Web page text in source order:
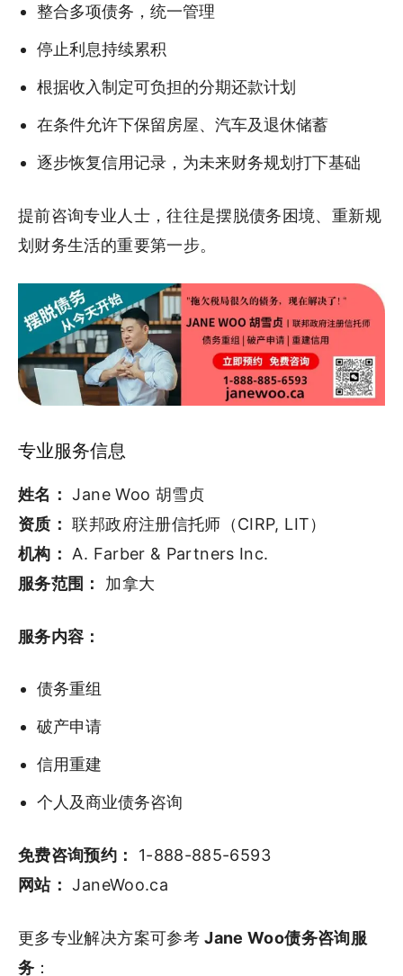
整合多项债务，统一管理
停止利息持续累积
根据收入制定可负担的分期还款计划
在条件允许下保留房屋、汽车及退休储蓄
逐步恢复信用记录，为未来财务规划打下基础
提前咨询专业人士，往往是摆脱债务困境、重新规
划财务生活的重要第一步。
专业服务信息
姓名： Jane Woo 胡雪贞
资质： 联邦政府注册信托师（CIRP, LIT）
机构：
A. Farber & Partners Inc.
服务范围：
加拿大
服务内容：
债务重组
破产申请
信用重建
个人及商业债务咨询
免费咨询预约：
1-888-885-6593
网站： JaneWoo.ca
更多专业解决方案可参考Jane Woo债务咨询服
务 ：